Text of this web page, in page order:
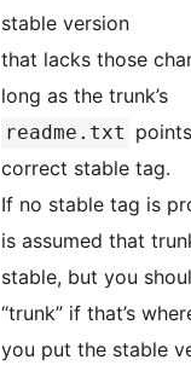
stable version
that lacks those
long as the trunk’s
readme.txt
correct stable tag.
If no stable tag is
is assumed that
stable, but you
“trunk” if that’s
you put the stable